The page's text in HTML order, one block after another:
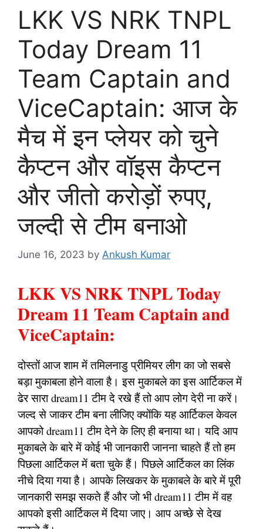
LKK VS NRK TNPL
Today Dream 11
Team Captain and
ViceCaptain: आज के
मैच में इन प्लेयर को चुने
कैप्टन और वॉइस कैप्टन
और जीतो करोड़ों रुपए,
जल्दी से टीम बनाओ
June 16, 2023 by Ankush Kumar
LKK VS NRK TNPL Today
Dream 11 Team Captain and
ViceCaptain:
दोस्तों आज शाम में तमिलनाडु प्रीमियर लीग का जो सबसे
बड़ा मुकाबला होने वाला है। इस मुकाबले का इस आर्टिकल में
ढेर सारा dream11 टीम दे रखे हैं तो आप लोग देरी ना करें।
जल्द से जाकर टीम बना लीजिए क्योंकि यह आर्टिकल केवल
आपको dream11 टीम देने के लिए ही बनाया था। यदि आप
मुकाबले के बारे में कोई भी जानकारी जानना चाहते हैं तो हम
पिछला आर्टिकल में बता चुके हैं। पिछले आर्टिकल का लिंक
नीचे दिया गया है। आपके लिखकर के मुकाबले के बारे में पूरी
जानकारी समझ सकते हैं और जो भी dream11 टीम में वह
आपको इसी आर्टिकल में दिया जाए। आप अच्छे से देख